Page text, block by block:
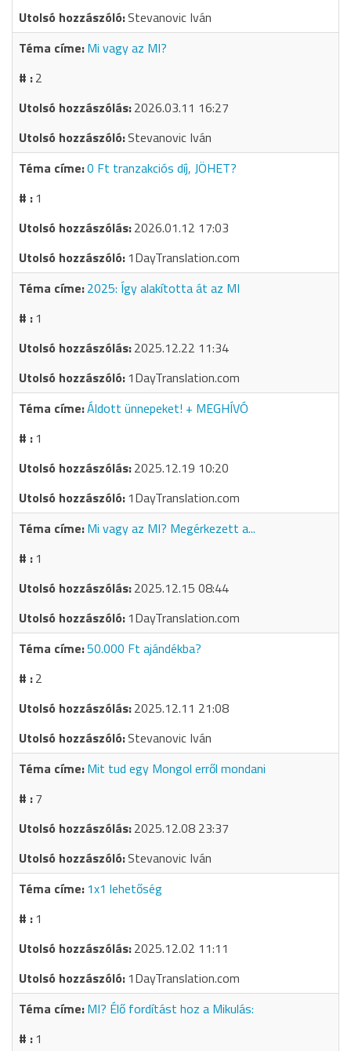
Stevanovic Iván
Mi vagy az MI?
2
2026.03.11 16:27
Stevanovic Iván
0 Ft tranzakciós díj, JÖHET?
1
2026.01.12 17:03
1DayTranslation.com
2025: Így alakította át az MI
1
2025.12.22 11:34
1DayTranslation.com
Áldott ünnepeket! + MEGHÍVÓ
1
2025.12.19 10:20
1DayTranslation.com
Mi vagy az MI? Megérkezett a...
1
2025.12.15 08:44
1DayTranslation.com
50.000 Ft ajándékba?
2
2025.12.11 21:08
Stevanovic Iván
Mit tud egy Mongol erről mondani
7
2025.12.08 23:37
Stevanovic Iván
1x1 lehetőség
1
2025.12.02 11:11
1DayTranslation.com
MI? Élő fordítást hoz a Mikulás:
1